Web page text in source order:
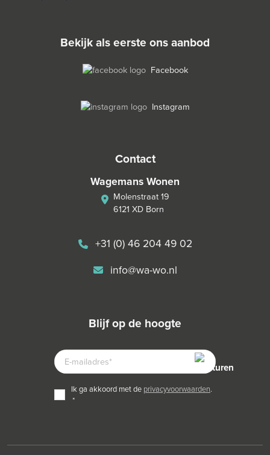
bekijk als eerste ons aanbod
Facebook
Instagram
contact
Wagemans Wonen
Molenstraat 19
6121 XD Born
+31 (0) 46 204 49 02
info@wa-wo.nl
blijf op de hoogte
E-
MAILADRES
TOESTEMMING
*
ik ga akkoord met de privacyvoorwaarden.
*